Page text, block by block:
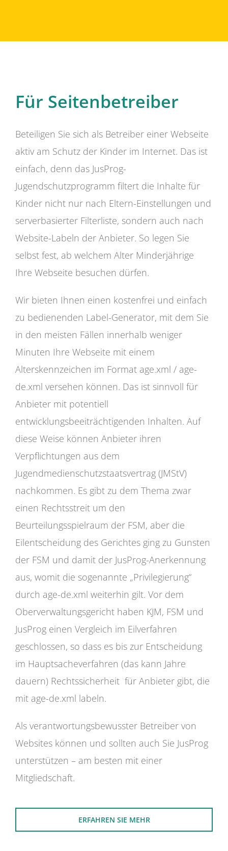
Für Seitenbetreiber
Beteiligen Sie sich als Betreiber einer Webseite
aktiv am Schutz der Kinder im Internet. Das ist
einfach, denn das JusProg-
Jugendschutzprogramm filtert die Inhalte für
Kinder nicht nur nach Eltern-Einstellungen und
serverbasierter Filterliste, sondern auch nach
Website-Labeln der Anbieter. So legen Sie
selbst fest, ab welchem Alter Minderjährige
Ihre Webseite besuchen dürfen.
Wir bieten Ihnen einen kostenfrei und einfach
zu bedienenden Label-Generator, mit dem Sie
in den meisten Fällen innerhalb weniger
Minuten Ihre Webseite mit einem
Alterskennzeichen im Format age.xml / age-
de.xml versehen können. Das ist sinnvoll für
Anbieter mit potentiell
entwicklungsbeeiträchtigenden Inhalten. Auf
diese Weise können Anbieter ihren
Verpflichtungen aus dem
Jugendmedienschutzstaatsvertrag (JMStV)
nachkommen. Es gibt zu dem Thema zwar
einen Rechtsstreit um den
Beurteilungsspielraum der FSM, aber die
Eilentscheidung des Gerichtes ging zu Gunsten
der FSM und damit der JusProg-Anerkennung
aus, womit die sogenannte „Privilegierung“
durch age-de.xml weiterhin gilt. Vor dem
Oberverwaltungsgericht haben KJM, FSM und
JusProg einen Vergleich im Eilverfahren
geschlossen, so dass es bis zur Entscheidung
im Hauptsacheverfahren (das kann Jahre
dauern) Rechtssicherheit für Anbieter gibt, die
mit age-de.xml labeln.
Als verantwortungsbewusster Betreiber von
Websites können und sollten auch Sie JusProg
unterstützen – am besten mit einer
Mitgliedschaft.
ERFAHREN SIE MEHR